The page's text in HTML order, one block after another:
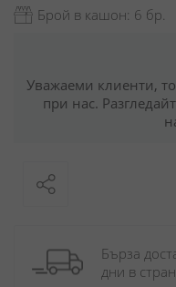
Брой в кашон: 6 бр.
Уважаеми клиенти,
при нас.
Бърза
дни в